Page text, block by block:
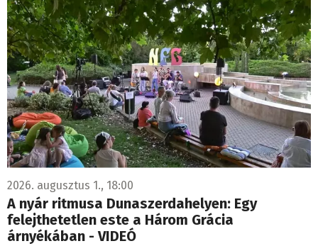
2026. augusztus 1., 18:00
A nyár ritmusa Dunaszerdahelyen: Egy
felejthetetlen este a Három Grácia
árnyékában - VIDEÓ